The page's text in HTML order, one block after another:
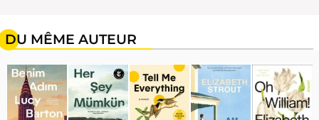
DU MÊME AUTEUR